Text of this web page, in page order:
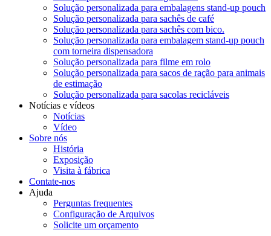
Solução personalizada para embalagens stand-up pouch
Solução personalizada para sachês de café
Solução personalizada para sachês com bico.
Solução personalizada para embalagem stand-up pouch
com torneira dispensadora
Solução personalizada para filme em rolo
Solução personalizada para sacos de ração para animais
de estimação
Solução personalizada para sacolas recicláveis
Notícias e vídeos
Notícias
Vídeo
Sobre nós
História
Exposição
Visita à fábrica
Contate-nos
Ajuda
Perguntas frequentes
Configuração de Arquivos
Solicite um orçamento